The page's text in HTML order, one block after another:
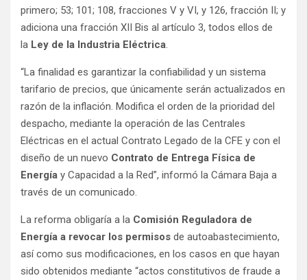
primero; 53; 101; 108, fracciones V y VI, y 126, fracción II; y
adiciona una fracción XII Bis al artículo 3, todos ellos de
la Ley de la Industria Eléctrica
“La finalidad es garantizar la confiabilidad y un sistema
tarifario de precios, que únicamente serán actualizados en
razón de la inflación. Modifica el orden de la prioridad del
despacho, mediante la operación de las Centrales
Eléctricas en el actual Contrato Legado de la CFE y con el
diseño de un nuevo Contrato de Entrega Física de
Energía y Capacidad a la Red”, informó la Cámara Baja a
través de un comunicado.
La reforma obligaría a la Comisión Reguladora de
Energía a revocar los permisos de autoabastecimiento,
así como sus modificaciones, en los casos en que hayan
sido obtenidos mediante “actos constitutivos de fraude a